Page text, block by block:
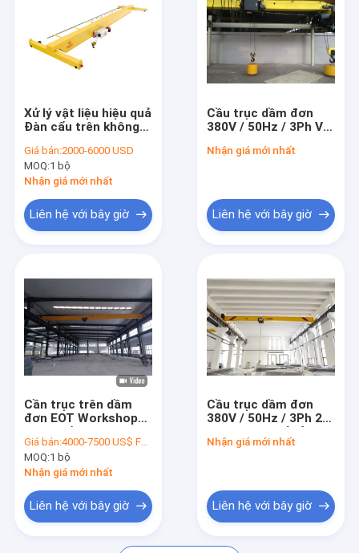
cầu trục dầm đôi
Bàn nâng cắt kéo thủy lực
Cần trục giàn đôi
Xe có hướng dẫn tự động
xe điện
Tời điện
Cần cẩu cổng cảng
Nền tảng nâng thủy lực
Máy dựng cầu
thùng chứa tiếp cận xếp chồng
Cầu trục trên cao
Xử lý vật liệu hiệu quả
Đàn cẩu trên không
Giá bán:2000-6000 USD
MOQ:1 bộ
Nhận giá mới nhất
Liên hệ với bây giờ
Cầu trục dầm đơn
380V / 50Hz / 3Ph Với
dầm đơn CD / MD /
Nhận giá mới nhất
Liên hệ với bây giờ
Cần trục trên dầm
đơn EOT Workshop1-
lịch điện OEM tiêu
chuẩn châu Âu
Giá bán:4000-7500 US$ FOB Shanghai
MOQ:1 bộ
Nhận giá mới nhất
Liên hệ với bây giờ
Cầu trục dầm đơn
380V / 50Hz / 3Ph 20-
vật liệu hạng nặng
Nhận giá mới nhất
Liên hệ với bây giờ